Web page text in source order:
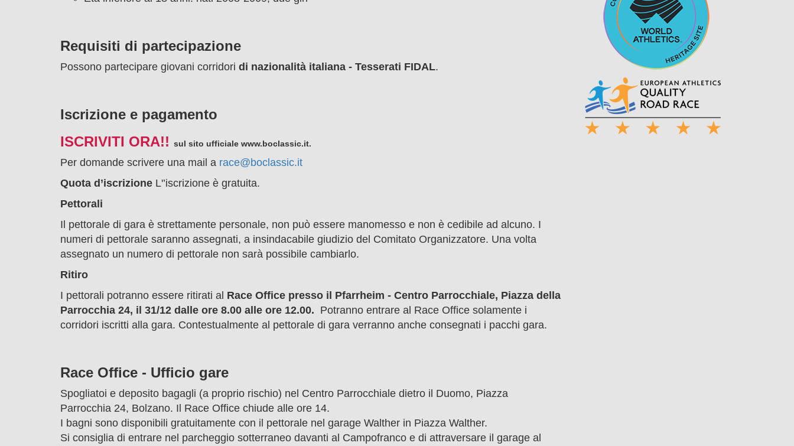
Requisiti di partecipazione
Possono partecipare giovani corridori di nazionalità italiana - Tesserati FIDAL.
Iscrizione e pagamento
ISCRIVITI ORA!! sul sito ufficiale www.boclassic.it.
Per domande scrivere una mail a race@boclassic.it
Quota d’iscrizione L'’iscrizione è gratuita.
Pettorali
Il pettorale di gara è strettamente personale, non può essere manomesso e non è cedibile ad alcuno. I
numeri di pettorale saranno assegnati, a insindacabile giudizio del Comitato Organizzatore. Una volta
assegnato un numero di pettorale non sarà possibile cambiarlo.
Ritiro
I pettorali potranno essere ritirati al Race Office presso il Pfarrheim - Centro Parrocchiale, Piazza della
Parrocchia 24, il 31/12 dalle ore 8.00 alle ore 12.00. Potranno entrare al Race Office solamente i
corridori iscritti alla gara. Contestualmente al pettorale di gara verranno anche consegnati i pacchi gara.
Race Office - Ufficio gare
Spogliatoi e deposito bagagli (a proprio rischio) nel Centro Parrocchiale dietro il Duomo, Piazza
Parrocchia 24, Bolzano. Il Race Office chiude alle ore 14.
I bagni sono disponibili gratuitamente con il pettorale nel garage Walther in Piazza Walther.
Si consiglia di entrare nel parcheggio sotterraneo davanti al Campofranco e di attraversare il garage al